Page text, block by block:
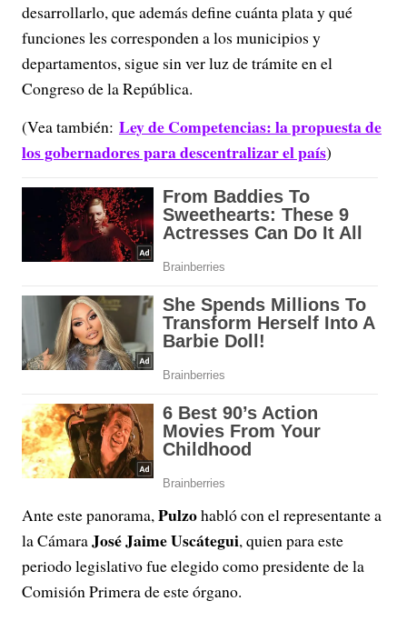
desarrollarlo, que además define cuánta plata y qué
funciones les corresponden a los municipios y
departamentos, sigue sin ver luz de trámite en el
Congreso de la República.
(Vea también: Ley de Competencias: la propuesta de
los gobernadores para descentralizar el país)
Ante este panorama,Pulzohabló con el representante a
la CámaraJosé Jaime Uscátegui, quien para este
periodo legislativo fue elegido como presidente de la
Comisión Primera de este órgano.